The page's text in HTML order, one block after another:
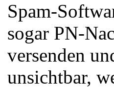
Spam-
sogar PN-
versenden
unsichtbar,